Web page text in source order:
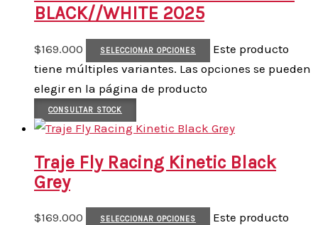
BLACK//WHITE 2025
$169.000 SELECCIONAR OPCIONES
Este producto
tiene múltiples variantes. Las opciones se pueden
elegir en la página de producto
CONSULTAR STOCK
Traje Fly Racing Kinetic Black
Grey
$169.000 SELECCIONAR OPCIONES
Este producto